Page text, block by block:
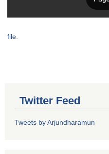
file.
Twitter Feed
Tweets by Arjundharamun